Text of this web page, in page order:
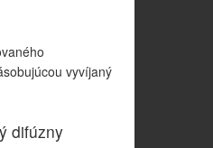
vyvíjaný
difúzny